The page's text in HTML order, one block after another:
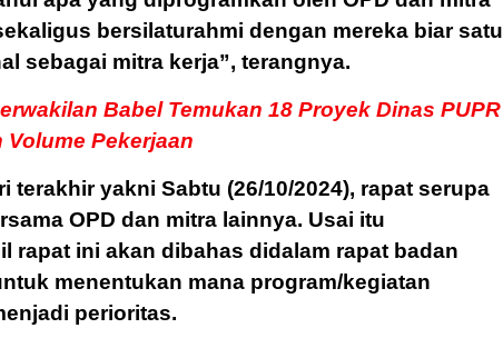
bersilaturahmi dengan mereka biar satu
sebagai mitra kerja”, terangnya.
Babel Temukan 18 Proyek Dinas PUPR
Pekerjaan
terakhir yakni Sabtu (26/10/2024), rapat serupa
OPD dan mitra lainnya. Usai itu
rapat ini akan dibahas didalam rapat badan
menentukan mana program/kegiatan
perioritas.